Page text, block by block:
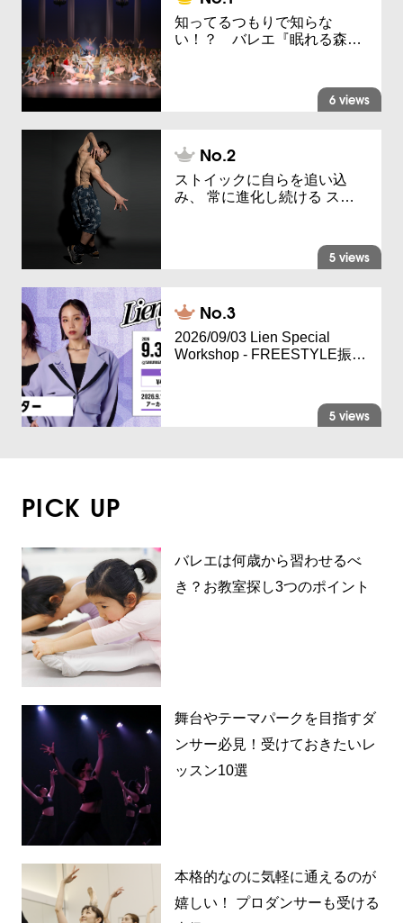
知ってるつもりで知らな
い！？ バレエ『眠れる森…
6 views
ストイックに自らを追い込
み、 常に進化し続ける ス…
5 views
2026/09/03 Lien Special
Workshop - FREESTYLE振…
5 views
PICK UP
バレエは何歳から習わせるべ
き？お教室探し3つのポイント
舞台やテーマパークを目指すダ
ンサー必見！受けておきたいレ
ッスン10選
本格的なのに気軽に通えるのが
嬉しい！ プロダンサーも受ける